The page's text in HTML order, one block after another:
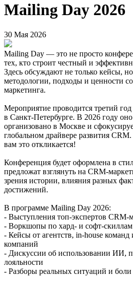
Mailing Day 2026
30 Мая 2026
Mailing Day — это не просто
тех, кто строит честный и
Здесь обсуждают не только кейсы,
методологии, подходы и ценности
маркетинга.
Мероприятие проводится третий
в Санкт-Петербурге. В 2026 году
организовано в Москве и
глобальном драйвере развития
вам это откликается!
Конференция будет оформлена в
предложат взглянуть на CRM-
зрения истории, влияния разных
достижений.
В программе Mailing Day 2026:
- Выступления топ-экспертов CRM-
- Воркшопы по хард- и софт-скиллам
- Кейсы от агентств, in-house команд
компаний
- Дискуссии об использовании ИИ,
лояльности
- Разборы реальных ситуаций и